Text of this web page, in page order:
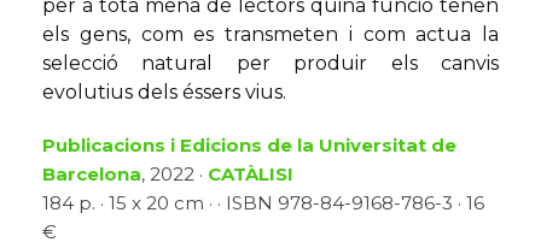
per a tota mena de lectors quina funció tenen
els gens, com es transmeten i com actua la
selecció natural per produir els canvis
evolutius dels éssers vius.
Publicacions i Edicions de la Universitat de
Barcelona, 2022 · CATÀLISI
184 p. · 15 x 20 cm · · ISBN 978-84-9168-786-3 · 16
€